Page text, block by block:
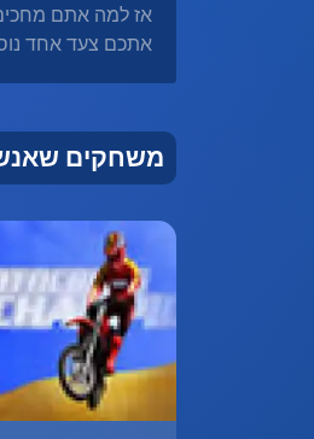
אז למה אתם
אתכם צעד אחד
משחקים